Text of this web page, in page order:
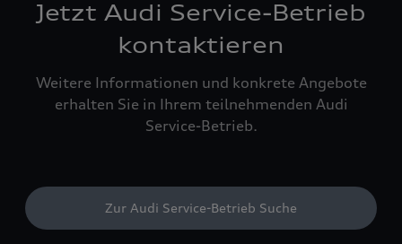
Jetzt Audi Service-Betrieb
kontaktieren
Weitere Informationen und konkrete Angebote
erhalten Sie in Ihrem teilnehmenden Audi
Service-Betrieb.
Zur Audi Service-Betrieb Suche